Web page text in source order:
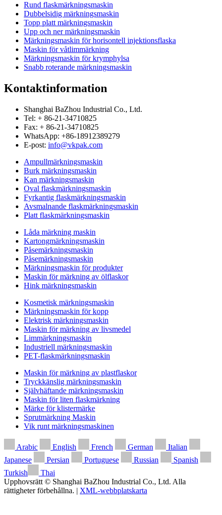
Rund flaskmärkningsmaskin
Dubbelsidig märkningsmaskin
Topp platt märkningsmaskin
Upp och ner märkningsmaskin
Märkningsmaskin för horisontell injektionsflaska
Maskin för våtlimmärkning
Märkningsmaskin för krymphylsa
Snabb roterande märkningsmaskin
Kontaktinformation
Shanghai BaZhou Industrial Co., Ltd.
Tel: + 86-21-34710825
Fax: + 86-21-34710825
WhatsApp: +86-18912389279
E-post: info@vkpak.com
Ampullmärkningsmaskin
Burk märkningsmaskin
Kan märkningsmaskin
Oval flaskmärkningsmaskin
Fyrkantig flaskmärkningsmaskin
Avsmalnande flaskmärkningsmaskin
Platt flaskmärkningsmaskin
Låda märkning maskin
Kartongmärkningsmaskin
Påsemärkningsmaskin
Påsemärkningsmaskin
Märkningsmaskin för produkter
Maskin för märkning av ölflaskor
Hink märkningsmaskin
Kosmetisk märkningsmaskin
Märkningsmaskin för kopp
Elektrisk märkningsmaskin
Maskin för märkning av livsmedel
Limmärkningsmaskin
Industriell märkningsmaskin
PET-flaskmärkningsmaskin
Maskin för märkning av plastflaskor
Tryckkänslig märkningsmaskin
Självhäftande märkningsmaskin
Maskin för liten flaskmärkning
Märke för klistermärke
Sprutmärkning Maskin
Vik runt märkningsmaskinen
Arabic English French German
Italian
Japanese
Persian Portuguese Russian
Spanish
Turkish
Thai
Upphovsrätt © Shanghai BaZhou Industrial Co., Ltd. Alla
rättigheter förbehållna. | XML-webbplatskarta